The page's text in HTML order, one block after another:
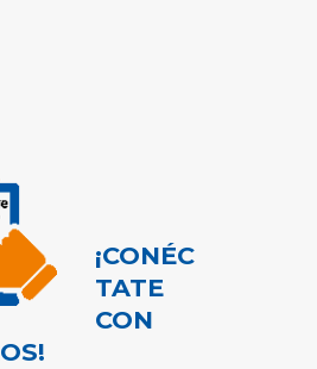
¡CONÉC
TATE
CON